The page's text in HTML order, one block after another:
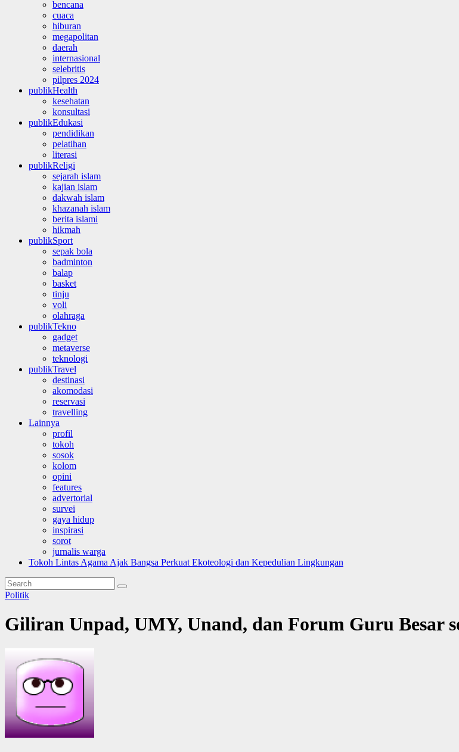
bencana
cuaca
hiburan
megapolitan
daerah
internasional
selebritis
pilpres 2024
publikHealth
kesehatan
konsultasi
publikEdukasi
pendidikan
pelatihan
literasi
publikReligi
sejarah islam
kajian islam
dakwah islam
khazanah islam
berita islami
hikmah
publikSport
sepak bola
badminton
balap
basket
tinju
voli
olahraga
publikTekno
gadget
metaverse
teknologi
publikTravel
destinasi
akomodasi
reservasi
travelling
Lainnya
profil
tokoh
sosok
kolom
opini
features
advertorial
survei
gaya hidup
inspirasi
sorot
jurnalis warga
Tokoh Lintas Agama Ajak Bangsa Perkuat Ekoteologi dan Kepedulian Lingkungan
Politik
Giliran Unpad, UMY, Unand, dan Forum Guru Besar